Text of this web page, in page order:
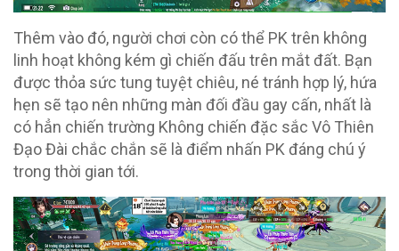
Thêm vào đó, người chơi còn có thể PK trên không
linh hoạt không kém gì chiến đấu trên mắt đất. Bạn
được thỏa sức tung tuyệt chiêu, né tránh hợp lý, hứa
hẹn sẽ tạo nên những màn đối đầu gay cấn, nhất là
có hẳn chiến trường Không chiến đặc sắc Vô Thiên
Đạo Đài chắc chắn sẽ là điểm nhấn PK đáng chú ý
trong thời gian tới.